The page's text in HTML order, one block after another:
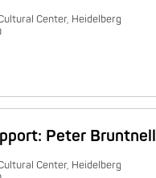
Center, Heidelberg
Peter Bruntnell
Center, Heidelberg